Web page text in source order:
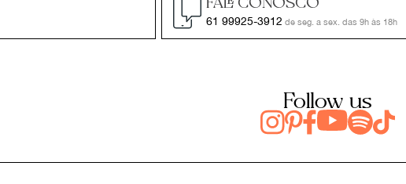
FALE CONOSCO
61 99925-3912 de seg. a sex. das 9h às 18h
Follow us